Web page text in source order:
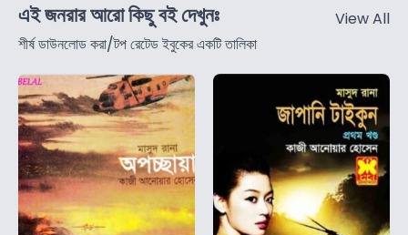
এই জনরার আরো কিছু বই দেখুনঃ
শীর্ষ ডাউনলোড করা/টপ রেটেড ইবুকের একটি তালিকা
View All